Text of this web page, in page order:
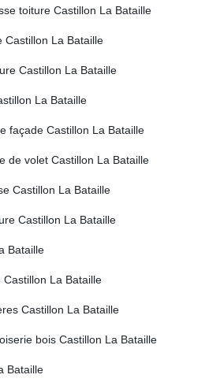
toiture Castillon La Bataille
Castillon La Bataille
Castillon La Bataille
La Bataille
façade Castillon La Bataille
de volet Castillon La Bataille
Castillon La Bataille
Castillon La Bataille
Bataille
La Bataille
Castillon La Bataille
bois Castillon La Bataille
Bataille